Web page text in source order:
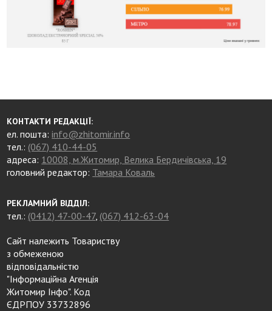
КОНТАКТИ РЕДАКЦІЇ:
ел. пошта:info@zhitomir.info
тел.: (067) 410-44-05
адреса: 10008, м.Житомир, Велика Бердичівська, 19
головний редактор: Тамара Коваль
РЕКЛАМНИЙ ВІДДІЛ:
тел.: (0412) 47-00-47, (067) 412-63-04
Сайт належить Товариству
з обмеженою
відповідальністю
"Інформаційна Агенція
Житомир Інфо". Код
ЄДРПОУ 33732896